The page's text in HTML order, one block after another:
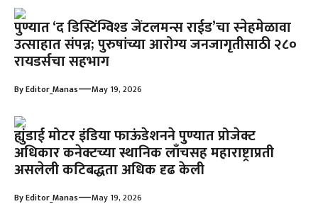
पुण्यात ‘द डिस्टिंग्विश्ड जेंटलमन्स राईड’चा स्नेहमेळावा
उत्साहात संपन्न; पुरुषांच्या आरोग्य जनजागृतीसाठी २८०
रायडर्सचा सहभाग
ByEditor_Manas—May 19, 2026
ह्युंडाई मोटर इंडिया फाऊंडेशनने पुण्यात प्रोजेक्ट
अधिकार कनेक्टच्या स्थानिक लाँचसह महाराष्ट्राप्रती
असलेली कटिबद्धता अधिक दृढ केली
ByEditor_Manas—May 19, 2026